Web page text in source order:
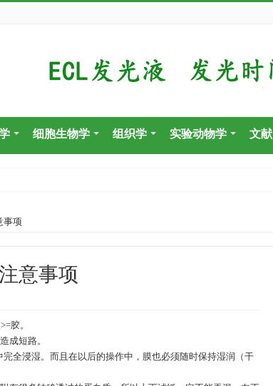
细胞生物学 组织学 实验动物学 文献
储备？
事项
意事项
胶。
成短路。
完全浸湿。而且在以后的操作中，膜也必须随时保持湿润（干